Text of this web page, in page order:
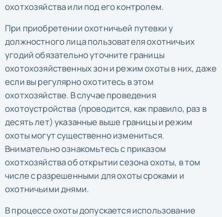
охотхозяйства или под его контролем.
При приобретении охотничьей путевки у
должностного лица пользователя охотничьих
угодий обязательно уточните границы
охотохозяйственных зон и режим охоты в них, даже
если вы регулярно охотитесь в этом
охотхозяйстве. В случае проведения
охотоустройства (проводится, как правило, раз в
десять лет) указанные выше границы и режим
охоты могут существенно измениться.
Внимательно ознакомьтесь с приказом
охотхозяйства об открытии сезона охоты, в том
числе с разрешенными для охоты сроками и
охотничьими днями.
В процессе охоты допускается использование